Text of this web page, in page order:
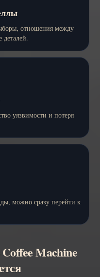
отношения между
деталей.
уязвимости и потеря
можно сразу перейти к
Machine